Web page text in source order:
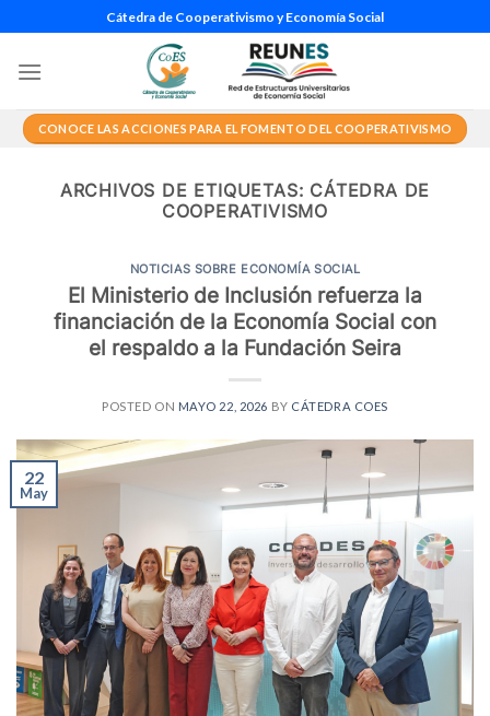
al
contenido
Cátedra de Cooperativismo y Economía Social
CONOCE LAS ACCIONES PARA EL FOMENTO DEL COOPERATIVISMO
ARCHIVOS DE ETIQUETAS: CÁTEDRA DE
COOPERATIVISMO
NOTICIAS SOBRE ECONOMÍA SOCIAL
El Ministerio de Inclusión refuerza la
financiación de la Economía Social con
el respaldo a la Fundación Seira
POSTED ON MAYO 22, 2026 BY CÁTEDRA COES
22
May